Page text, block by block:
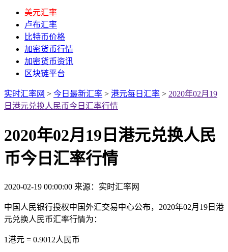
美元汇率
卢布汇率
比特币价格
加密货币行情
加密货币资讯
区块链平台
实时汇率网 > 今日最新汇率 > 港元每日汇率 > 2020年02月19
日港元兑换人民币今日汇率行情
2020年02月19日港元兑换人民
币今日汇率行情
2020-02-19 00:00:00 来源：实时汇率网
中国人民银行授权中国外汇交易中心公布，2020年02月19日港
元兑换人民币汇率行情为：
1港元 = 0.9012人民币